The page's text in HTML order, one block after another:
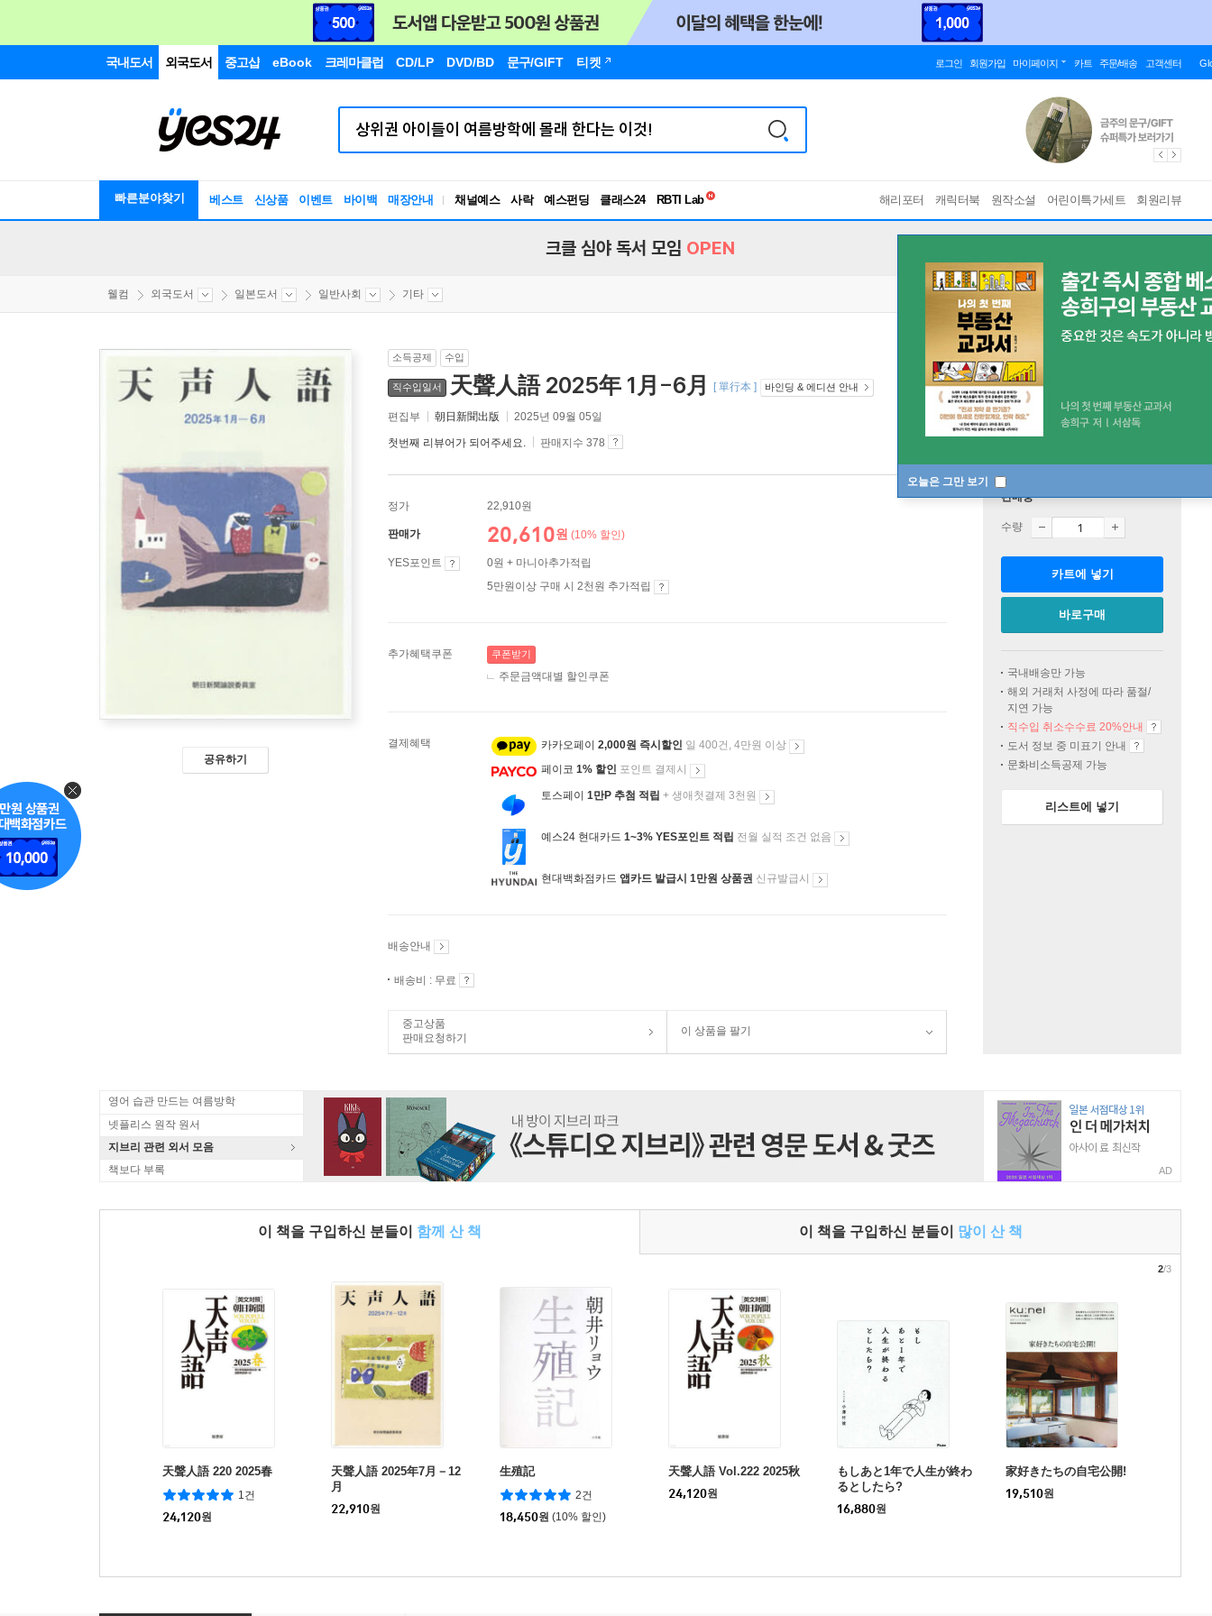
국내도서 외국도서 중고샵 eBook 크레마클럽 CD/LP DVD/BD 문구/GIFT 티켓 로그인 회원가입 마이페이지 카트 주문/배송 고객센터
빠른분야찾기 베스트 신상품 이벤트 바이백 매장안내 채널예스 사락 예스펀딩 클래스24
독서유형검사
해리포터 캐릭터북 원작소설 어린이특가세트 회원리뷰
오늘은 그만 보기
크클 심야 독서 모임 OPEN
웰컴 외국도서 일본도서 일반사회 기타
공유하기
소득공제 수입
직수입일서 天聲人語 2025年 1月-6月 [ 單行本 ] 바인딩 & 에디션 안내
편집부 朝日新聞出版 2025년 09월 05일
첫번째 리뷰어가 되어주세요. 판매지수 378
정가 22,910원
판매가 20,610원 (10% 할인)
YES포인트
0원 + 마니아추가적립
5만원이상 구매 시 2천원 추가적립
추가혜택쿠폰 쿠폰받기
주문금액대별 할인쿠폰
결제혜택 카카오페이 2,000원 즉시할인 일 400건, 4만원 이상
페이코 1% 할인 포인트 결제시
토스페이 1만P 추첨 적립 + 생애첫결제 3천원
예스24 현대카드 1~3% YES포인트 적립 전월 실적 조건 없음
현대백화점카드 앱카드 발급시 1만원 상품권 신규발급시
배송안내
배송비 : 무료
중고상품
판매요청하기
이 상품을 팔기
판매중
수량
카트에 넣기
바로구매
국내배송만 가능
해외 거래처 사정에 따라 품절/
지연 가능
직수입 취소수수료 20%안내
도서 정보 중 미표기 안내
문화비소득공제 가능
리스트에 넣기
영어 습관 만드는 여름방학
넷플리스 원작 원서
지브리 관련 외서 모음
책보다 부록
AD
이 책을 구입하신 분들이 함께 산 책 이 책을 구입하신 분들이 많이 산 책
天聲人語 220 2025春
1건
24,120원
天聲人語 2025年7月－12
月
22,910원
生殖記
2건
18,450원 (10% 할인)
天聲人語 Vol.222 2025秋
24,120원
もしあと1年で人生が終わ
るとしたら?
16,880원
家好きたちの自宅公開!
19,510원
2/3